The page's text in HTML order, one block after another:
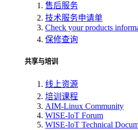
售后服务
技术服务申请单
Check your products
保修查询
共享与培训
线上资源
培训课程
AIM-Linux Community
WISE-IoT Forum
WISE-IoT Technical